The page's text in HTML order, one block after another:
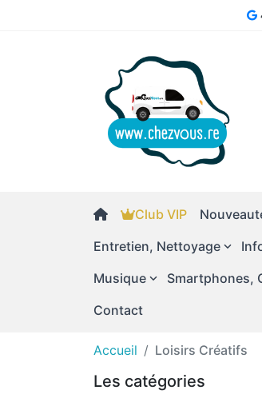
Club VIP
Entretien, Nettoyage
Musique
Smartphones,
Contact
Accueil Loisirs Créatifs
Les catégories